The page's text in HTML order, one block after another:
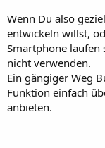
Wenn Du also
entwickeln willst,
Smartphone laufen
nicht verwenden.
Ein gängiger Weg
Funktion einfach
anbieten.